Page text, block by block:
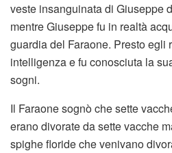
veste insanguinata di Giuseppe
mentre Giuseppe fu in realtà
guardia del Faraone. Presto egli
intelligenza e fu conosciuta la
sogni.
Il Faraone sognò che sette
erano divorate da sette vacche
spighe floride che venivano